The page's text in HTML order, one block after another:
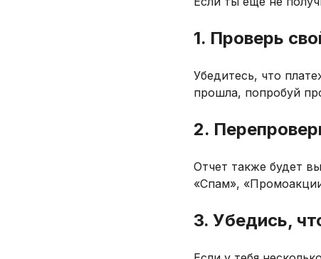
1. Проверь
Убедитесь, что
прошла, попробуй
2.
Отчет также будет
«Спам»,
3. Убедись,